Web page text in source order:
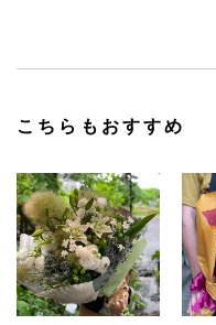
こちらもおすすめ